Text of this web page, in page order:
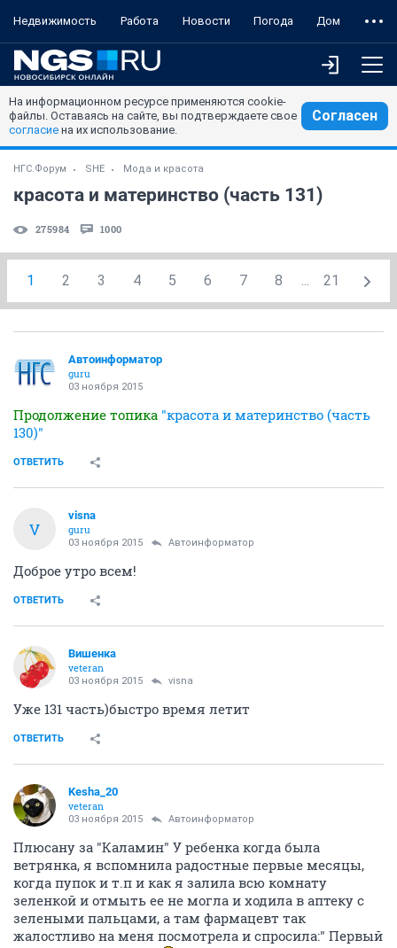
Недвижимость Работа Новости Погода Дом
На информационном ресурсе применяются cookie-
файлы. Оставаясь на сайте, вы подтверждаете свое
согласие на их использование.
Согласен
НГС.Форум SHE Мода и красота
красота и материнство (часть 131)
275984 1000
1 2 3 4 5 6 7 8 ... 21
Автоинформатор
guru
03 ноября 2015
Продолжение топика "красота и материнство (часть
130)"
ОТВЕТИТЬ
V
visna
guru
03 ноября 2015 Автоинформатор
Доброе утро всем!
ОТВЕТИТЬ
Вишенка
veteran
03 ноября 2015 visna
Уже 131 часть)быстро время летит
ОТВЕТИТЬ
Kesha_20
veteran
03 ноября 2015 Автоинформатор
Плюсану за "Каламин" У ребенка когда была
ветрянка, я вспомнила радостные первые месяцы,
когда пупок и т.п и как я залила всю комнату
зеленкой и отмыть ее не могла и ходила в аптеку с
зелеными пальцами, а там фармацевт так
жалостливо на меня посмотрела и спросила:" Первый